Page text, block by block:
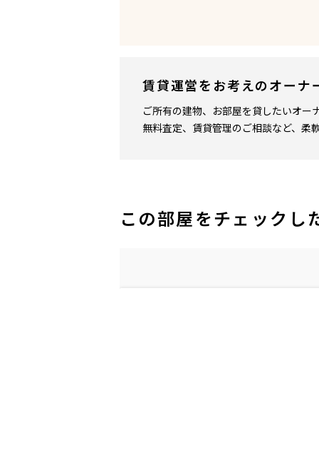
賃貸運営をお考えのオーナ
ご所有の建物、お部屋を貸したいオー
無料査定、賃貸管理のご相談など、柔
この部屋をチェックし